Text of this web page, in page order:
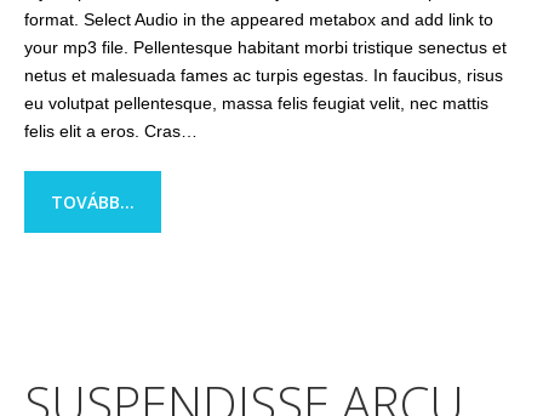
format. Select Audio in the appeared metabox and add link to
your mp3 file. Pellentesque habitant morbi tristique senectus et
netus et malesuada fames ac turpis egestas. In faucibus, risus
eu volutpat pellentesque, massa felis feugiat velit, nec mattis
felis elit a eros. Cras…
TOVÁBB...